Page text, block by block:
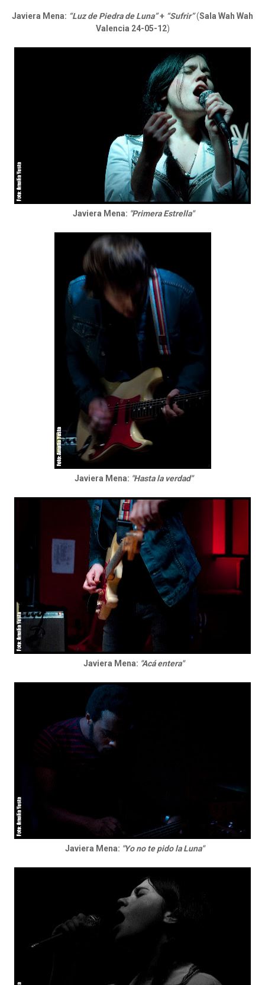
Javiera Mena: “Luz de Piedra de Luna”+ “Sufrir”(Sala Wah Wah
Valencia 24-05-12)
Javiera Mena: "Primera Estrella"
Javiera Mena: "Hasta la verdad"
Javiera Mena: "Acá entera"
Javiera Mena: "Yo no te pido la Luna"